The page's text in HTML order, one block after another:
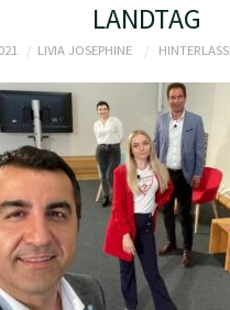
LANDTAG
LIVIA JOSEPHINE